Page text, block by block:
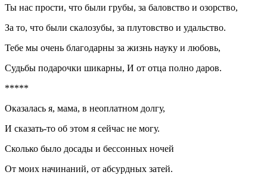
Ты нас прости, что были грубы, за баловство и озорство,
За то, что были скалозубы, за плутовство и удальство.
Тебе мы очень благодарны за жизнь науку и любовь,
Судьбы подарочки шикарны, И от отца полно даров.
*****
Оказалась я, мама, в неоплатном долгу,
И сказать-то об этом я сейчас не могу.
Сколько было досады и бессонных ночей
От моих начинаний, от абсурдных затей.